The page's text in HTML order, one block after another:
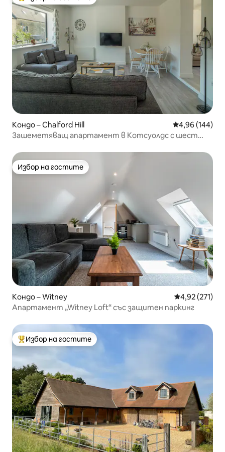
Кондо – Chalford Hill Средна
4,96 (144)
Зашеметяващ апартамент в Котсуолдс с шест
Избор на гостите
Избор на гостите
Кондо – Witney Средна
4,92 (271)
Апартамент „Witney Loft“ със защитен паркинг
Най-популярен избор на гостите
Избор на гостите